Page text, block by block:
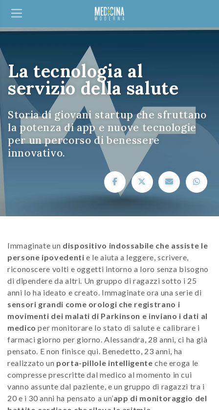
La tecnologia al
servizio della salute
Storia di giovani startup che sfruttano
la potenza di app e nuove tecnologie
per un percorso di benessere
innovativo.
Immaginate un dispositivo indossabile che assiste le
persone ipovedenti e le aiuta a leggere, scrivere,
riconoscere volti e oggetti intorno a loro senza bisogno
di dipendere da altri. Un gruppo di ragazzi sotto i 25
anni lo ha ideato e creato. Immaginate ora una serie di
sensori grandi come orologi che registrano i
movimenti dei malati di Parkinson e inviano i dati al
medico per monitorare lo stato di salute e calibrare i
farmaci giorno per giorno. Alessandra, 28 anni, ci ha già
pensato. E non finisce qui. Benedetto, 23 anni, ha
realizzato un porta-pillole intelligente che eroga le
compresse prescritte dal medico al momento in cui
vanno assunte dal paziente, e un gruppo di ragazzi tra i
20 e i 30 anni ha pensato a un’app di monitoraggio del